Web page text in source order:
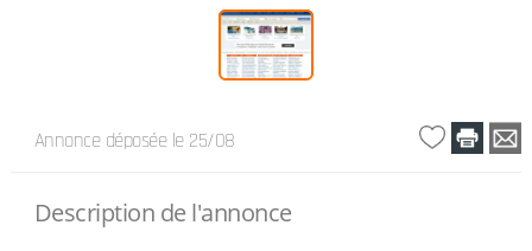
Annonce déposée le 25/08
Description de l'annonce